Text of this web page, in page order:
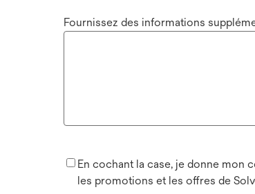
Fournissez des informations
En cochant la case, je donne mon
les promotions et les offres de